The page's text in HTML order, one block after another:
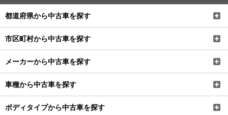
都道府県から中古車を探す
市区町村から中古車を探す
メーカーから中古車を探す
車種から中古車を探す
ボディタイプから中古車を探す